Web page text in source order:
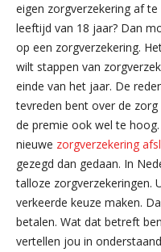
eigen zorgverzekering af
leeftijd van 18 jaar? Dan
op een zorgverzekering.
wilt stappen van
einde van het jaar. De
tevreden bent over de
de premie ook wel te
nieuwe zorgverzekering
gezegd dan gedaan. In
talloze zorgverzekeringen.
verkeerde keuze maken.
betalen. Wat dat betreft
vertellen jou in